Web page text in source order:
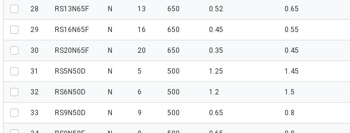
28 RS13N65F N 13 650 0.52 0.65
29 RS16N65F N 16 650 0.45 0.55
30 RS20N65F N 20 650 0.35 0.45
31 RS5N50D N 5 500 1.25 1.45
32 RS6N50D N 6 500 1.2 1.5
33 RS9N50D N 9 500 0.65 0.8